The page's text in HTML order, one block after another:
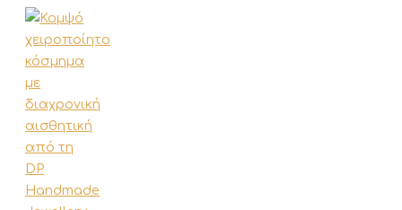
Μετάβαση
στο
περιεχόμενο